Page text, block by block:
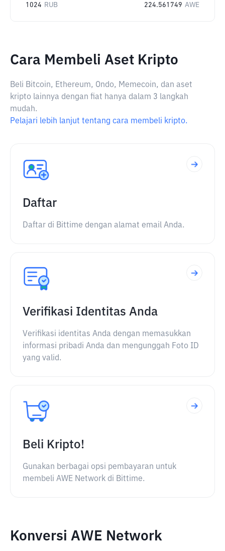
1024 RUB 224.561749 AWE
Cara Membeli Aset Kripto
Beli Bitcoin, Ethereum, Ondo, Memecoin, dan aset
kripto lainnya dengan fiat hanya dalam 3 langkah
mudah.
Pelajari lebih lanjut tentang cara membeli kripto.
Daftar
Daftar di Bittime dengan alamat email Anda.
Verifikasi Identitas Anda
Verifikasi identitas Anda dengan memasukkan
informasi pribadi Anda dan mengunggah Foto ID
yang valid.
Beli Kripto!
Gunakan berbagai opsi pembayaran untuk
membeli AWE Network di Bittime.
Konversi AWE Network